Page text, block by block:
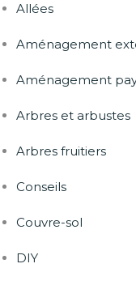
Allées
Aménagement
Aménagement
Arbres et arbustes
Arbres fruitiers
Conseils
Couvre-sol
DIY